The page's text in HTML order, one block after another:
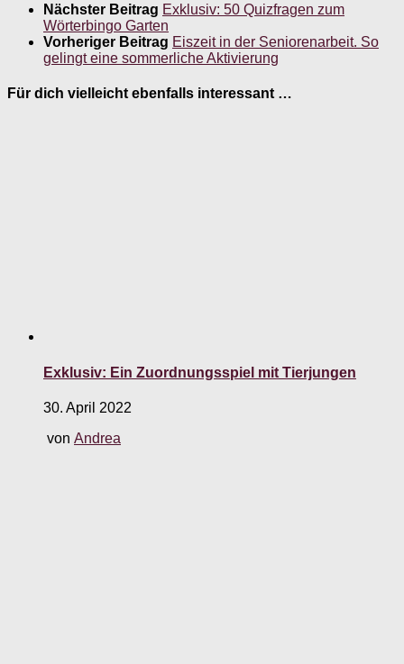
Nächster Beitrag Exklusiv: 50 Quizfragen zum
Wörterbingo Garten
Vorheriger Beitrag Eiszeit in der Seniorenarbeit. So
gelingt eine sommerliche Aktivierung
Für dich vielleicht ebenfalls interessant …
Exklusiv: Ein Zuordnungsspiel mit Tierjungen
30. April 2022
von Andrea